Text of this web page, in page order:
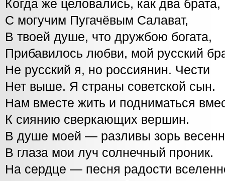
Когда же целовались, как два брата,
С могучим Пугачёвым Салават,
В твоей душе, что дружбою богата,
Прибавилось любви, мой русский
Не русский я, но россиянин. Чести
Нет выше. Я страны советской сын.
Нам вместе жить и подниматься
К сиянию сверкающих вершин.
В душе моей — разливы зорь
В глаза мои луч солнечный проник.
На сердце — песня радости